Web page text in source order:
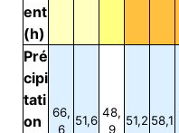
ent
(h)
Pré
cipi
tati
on
66,
6
51,6
48,
9
51,2 58,1